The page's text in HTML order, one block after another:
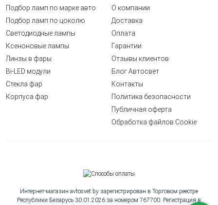
Подбор ламп по марке авто
Подбор ламп по цоколю
Светодиодные лампы
Ксеноновые лампы
Линзы в фары
Bi-LED модули
Стекла фар
Корпуса фар
О компании
Доставка
Оплата
Гарантии
Отзывы клиентов
Блог Автосвет
Контакты
Политика безопасности
Публичная оферта
Обработка файлов Cookie
Интернет-магазин avtosvet.by зарегистрирован в Торговом реестре
Республики Беларусь 30.01.2026 за номером 767700. Регистрация в